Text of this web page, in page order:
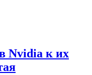
Nvidia к их